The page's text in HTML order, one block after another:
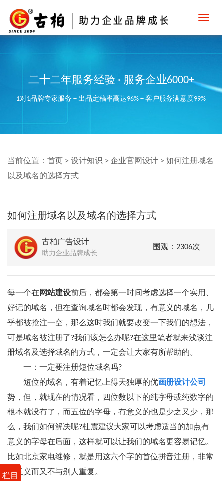
二十二年服务经验 · 服务企业6000+
1对1品牌专家服务 + 出品定稿率高达96% + 客户服务满意度99%
栏目
当前位置： 首页 > 设计知识 > 企业官网设计 > 如何注册域名
以及域名的选择方式
如何注册域名以及域名的选择方式
古柏广告设计
助力企业品牌成长
围观：2306次
每一个在 网站建设前后，都会第一时间考虑选择一个实用、
好记的域名，但在查询域名时都会发现，有意义的域名，几
乎都被抢注一空，那么这时我们就要改变一下我们的想法，
可是域名被注册了?我们该怎么办呢?在这里笔者就来浅谈注
册域名及选择域名的方式，一定会让大家有所帮助的。
一：一定要注册短位域名吗?
短位的域名，有着记忆上得天独厚的优画册设计公司
势，但，就现在的情况看，四位数以下的纯字母或纯数字的
根本就没有了，而五位的字母，有意义的也是少之又少，那
么，我们如何解决呢?杜震建议大家可以考虑适当的加点有
意义的字母在后面，这样就可以让我们的域名更容易记忆。
比如北京家电维修，就是用这六个字的首位拼音注册，非常
有意义而又不与别人重复。